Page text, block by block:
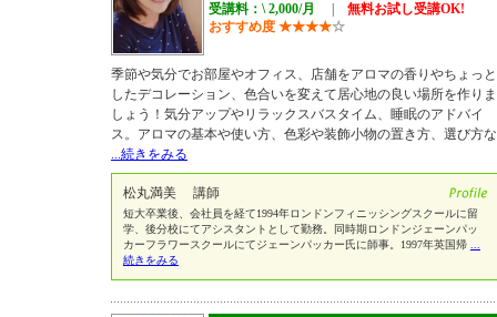
受講料：\ 2,000/月
無料お試し受講OK!
おすすめ度 ★★★★☆
季節や気分でお部屋やオフィス、店舗をアロマの香りやちょっと
したデコレーション、色合いを変えて居心地の良い場所を作りま
しょう！気分アップやリラックスバスタイム、睡眠のアドバイ
ス。アロマの基本や使い方、色彩や装飾小物の置き方、選び方な
...続きをみる
松丸満美 講師
短大卒業後、会社員を経て1994年ロンドンフィニッシングスクールに留
学、後分校にてアシスタントとして勤務。同時期ロンドンジェーンパッ
カーフラワースクールにてジェーンパッカー氏に師事。1997年英国帰
続きをみる